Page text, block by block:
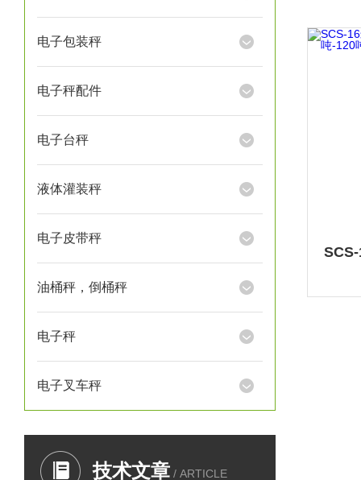
电子包装秤
电子秤配件
电子台秤
液体灌装秤
电子皮带秤
油桶秤，倒桶秤
电子秤
电子叉车秤
技术文章 / ARTICLE